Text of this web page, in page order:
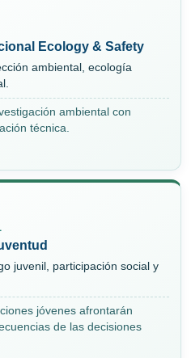
Ecology & Safety
ambiental, ecología
ambiental con
técnica.
juvenil, participación social y
jóvenes afrontarán
de las decisiones